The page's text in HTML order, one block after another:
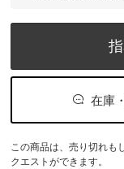
在庫
この商品は、売り切れも
クエストができます。